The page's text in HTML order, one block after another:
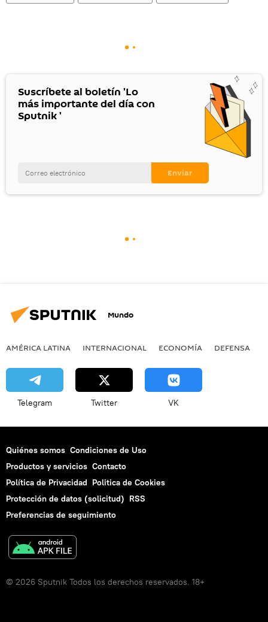
Suscríbete al boletín 'Lo
más importante del día con
Sputnik '
Mundo
AMÉRICA LATINA INTERNACIONAL ECONOMÍA DEFENSA
Telegram Twitter VK
Quiénes somos Condiciones de Uso
Productos y servicios Contacto
Política de Privacidad Politica de Cookies
Protección de datos (solicitud) RSS
Preferencias de seguimiento
© 2026 Sputnik Todos los derechos reservados. 18+